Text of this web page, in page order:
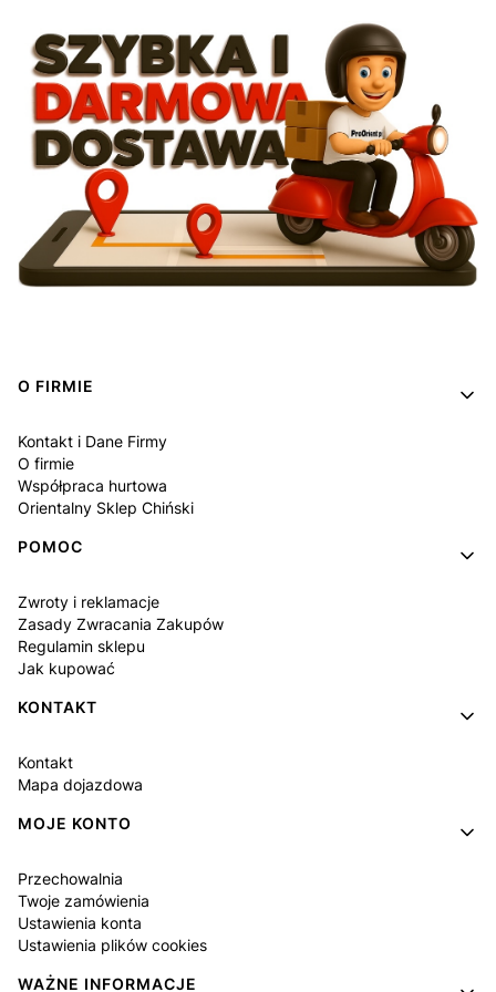
Linki w stopce
O FIRMIE
Kontakt i Dane Firmy
O firmie
Współpraca hurtowa
Orientalny Sklep Chiński
POMOC
Zwroty i reklamacje
Zasady Zwracania Zakupów
Regulamin sklepu
Jak kupować
KONTAKT
Kontakt
Mapa dojazdowa
MOJE KONTO
Przechowalnia
Twoje zamówienia
Ustawienia konta
Ustawienia plików cookies
WAŻNE INFORMACJE